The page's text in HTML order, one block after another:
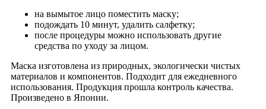
на вымытое лицо поместить маску;
подождать 10 минут, удалить салфетку;
после процедуры можно использовать другие
средства по уходу за лицом.
Маска изготовлена из природных, экологически чистых
материалов и компонентов. Подходит для ежедневного
использования. Продукция прошла контроль качества.
Произведено в Японии.